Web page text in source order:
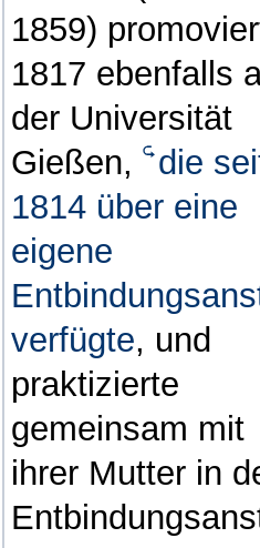
1859)
1817 ebenfalls
der Universität
Gießen, die
1814 über eine
eigene
verfügte, und
praktizierte
gemeinsam mit
ihrer Mutter in